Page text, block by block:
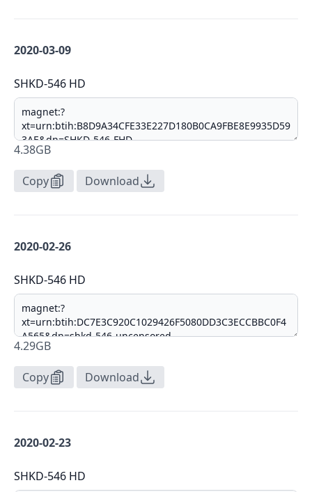
2020-03-09
SHKD-546 HD
4.38GB
Copy Download
2020-02-26
SHKD-546 HD
4.29GB
Copy Download
2020-02-23
SHKD-546 HD